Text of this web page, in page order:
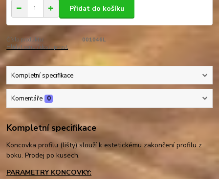
Přidat do košíku
Číslo produktu:
001046L
Hlídat cenu / dostupnost
Kompletní specifikace
Komentáře 0
Kompletní specifikace
Koncovka profilu (lišty) slouží k estetickému zakončení profilu z
boku. Prodej po kusech.
PARAMETRY KONCOVKY: